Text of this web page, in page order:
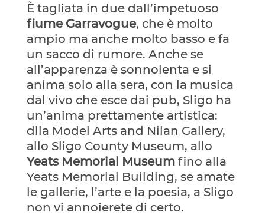
È tagliata in due dall’impetuoso
fiume Garravogue, che è molto
ampio ma anche molto basso e fa
un sacco di rumore. Anche se
all’apparenza è sonnolenta e si
anima solo alla sera, con la musica
dal vivo che esce dai pub, Sligo ha
un’anima prettamente artistica:
dlla Model Arts and Nilan Gallery,
allo Sligo County Museum, allo
Yeats Memorial Museumfino alla
Yeats Memorial Building, se amate
le gallerie, l’arte e la poesia, a Sligo
non vi annoierete di certo.